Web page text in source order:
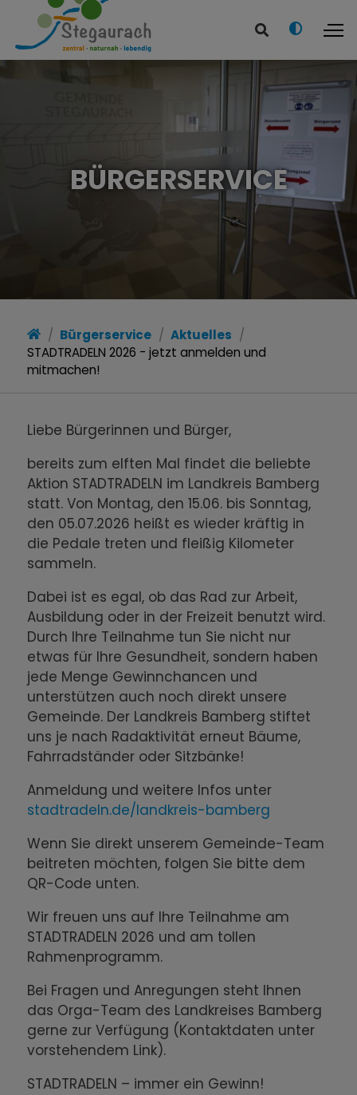
BÜRGERSERVICE
Bürgerservice
Aktuelles
STADTRADELN 2026 - jetzt anmelden und
mitmachen!
Liebe Bürgerinnen und Bürger,
bereits zum elften Mal findet die beliebte
Aktion STADTRADELN im Landkreis Bamberg
statt. Von Montag, den 15.06. bis Sonntag,
den 05.07.2026 heißt es wieder kräftig in
die Pedale treten und fleißig Kilometer
sammeln.
Dabei ist es egal, ob das Rad zur Arbeit,
Ausbildung oder in der Freizeit benutzt wird.
Durch Ihre Teilnahme tun Sie nicht nur
etwas für Ihre Gesundheit, sondern haben
jede Menge Gewinnchancen und
unterstützen auch noch direkt unsere
Gemeinde. Der Landkreis Bamberg stiftet
uns je nach Radaktivität erneut Bäume,
Fahrradständer oder Sitzbänke!
Anmeldung und weitere Infos unter
stadtradeln.de/landkreis-bamberg
Wenn Sie direkt unserem Gemeinde-Team
beitreten möchten, folgen Sie bitte dem
QR-Code unten.
Wir freuen uns auf Ihre Teilnahme am
STADTRADELN 2026 und am tollen
Rahmenprogramm.
Bei Fragen und Anregungen steht Ihnen
das Orga-Team des Landkreises Bamberg
gerne zur Verfügung (Kontaktdaten unter
vorstehendem Link).
STADTRADELN – immer ein Gewinn!